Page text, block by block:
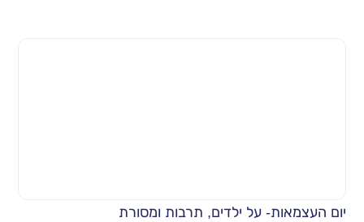
יום העצמאות- על ילדים, תרבות ומסורת